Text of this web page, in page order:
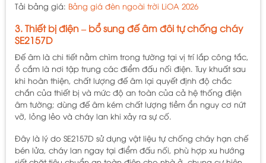
Tải bảng giá: Bảng giá đèn ngoài trời LiOA 2026
3. Thiết bị điện – bổ sung đế âm đôi tự chống cháy
SE2157D
Đế âm là chi tiết nằm chìm trong tường tại vị trí lắp công tắc,
ổ cắm là nơi tập trung các điểm đấu nối điện. Tuy khuất sau
khi hoàn thiện, chất lượng đế âm lại quyết định độ chắc
chắn của thiết bị và mức độ an toàn của cả hệ thống điện
âm tường; dùng đế âm kém chất lượng tiềm ẩn nguy cơ nứt
vỡ, lỏng lẻo và cháy lan khi xảy ra sự cố.
Đây là lý do SE2157D sử dụng vật liệu tự chống cháy hạn chế
bén lửa, cháy lan ngay tại điểm đấu nối, phù hợp xu hướng